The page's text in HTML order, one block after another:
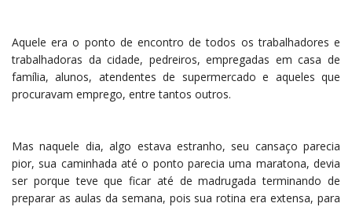
Aquele era o ponto de encontro de todos os trabalhadores e
trabalhadoras da cidade, pedreiros, empregadas em casa de
família, alunos, atendentes de supermercado e aqueles que
procuravam emprego, entre tantos outros.
Mas naquele dia, algo estava estranho, seu cansaço parecia
pior, sua caminhada até o ponto parecia uma maratona, devia
ser porque teve que ficar até de madrugada terminando de
preparar as aulas da semana, pois sua rotina era extensa, para